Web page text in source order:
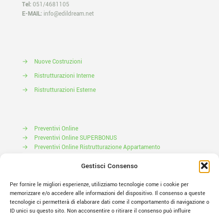
Gestisci Consenso
Per fornire le migliori esperienze, utilizziamo tecnologie come i cookie per
memorizzare e/o accedere alle informazioni del dispositivo. Il consenso a queste
tecnologie ci permetterà di elaborare dati come il comportamento di navigazione o
ID unici su questo sito. Non acconsentire o ritirare il consenso può influire
Tel: 051/4681105
E-MAIL: info@edildream.net
→
Nuove Costruzioni
→
Ristrutturazioni Interne
→
Ristrutturazioni Esterne
→
Preventivi Online
→
Preventivi Online SUPERBONUS
→
Preventivi Online Ristrutturazione Appartamento
Prenota il tuo Sopralluogo